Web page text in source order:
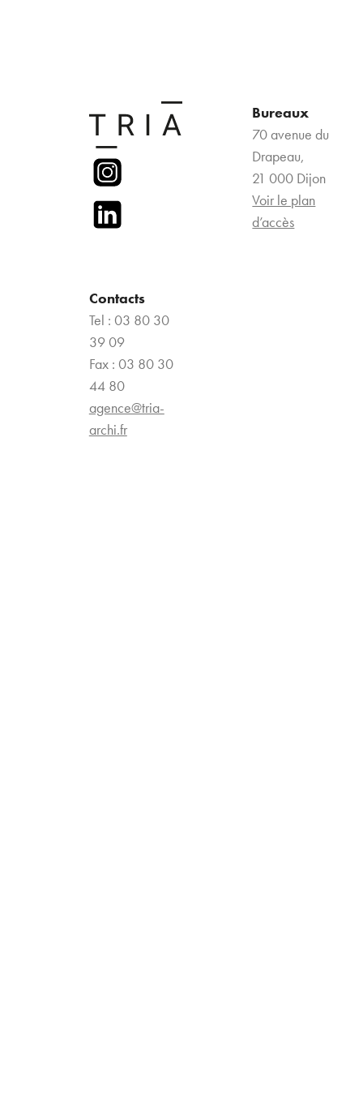
Bureaux
70 avenue du
Drapeau,
21 000 Dijon
Voir le plan
d’accès
Contacts
Tel : 03 80 30
39 09
Fax : 03 80 30
44 80
agence@tria-
archi.fr